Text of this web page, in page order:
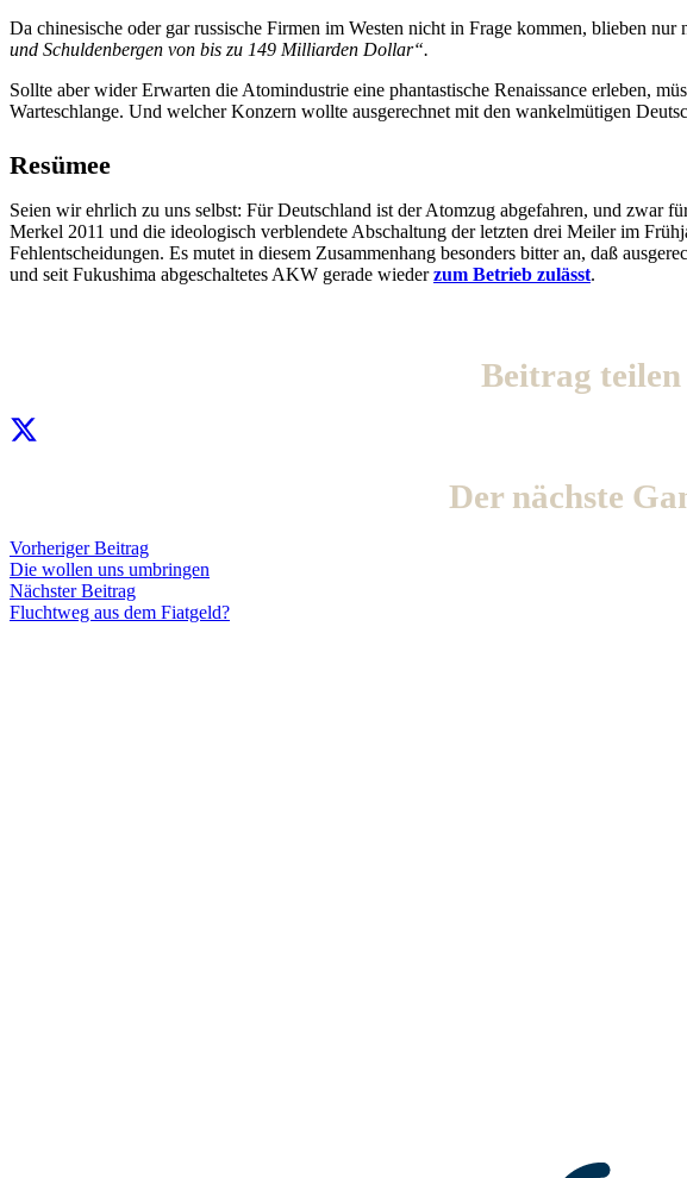
Da chinesische oder gar russische Firmen im Westen nicht in Frage kommen, blieben nur
und Schuldenbergen von bis zu 149 Milliarden Dollar“.
Sollte aber wider Erwarten die Atomindustrie eine phantastische Renaissance erleben,
Warteschlange. Und welcher Konzern wollte ausgerechnet mit den wankelmütigen
Resümee
Seien wir ehrlich zu uns selbst: Für Deutschland ist der Atomzug abgefahren, und zwar
Merkel 2011 und die ideologisch verblendete Abschaltung der letzten drei Meiler im
Fehlentscheidungen. Es mutet in diesem Zusammenhang besonders bitter an, daß
und seit Fukushima abgeschaltetes AKW gerade wiederzum Betrieb zulässt.
Beitrag
Der nächste
Vorheriger Beitrag
Die wollen uns umbringen
Nächster Beitrag
Fluchtweg aus dem Fiatgeld?